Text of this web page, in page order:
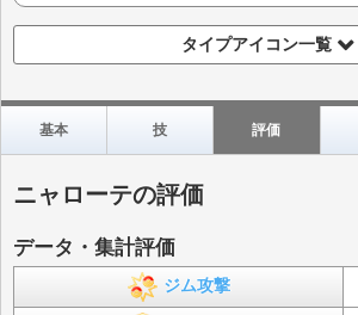
タイプアイコン一覧
基本 技 評価
ニャローテの評価
データ・集計評価
ジム攻撃